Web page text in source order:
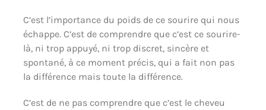
C’est l’importance du poids de ce sourire qui nous
échappe. C’est de comprendre que c’est ce sourire-
là, ni trop appuyé, ni trop discret, sincère et
spontané, à ce moment précis, qui a fait non pas
la différence mais toute la différence.
C’est de ne pas comprendre que c’est le cheveu